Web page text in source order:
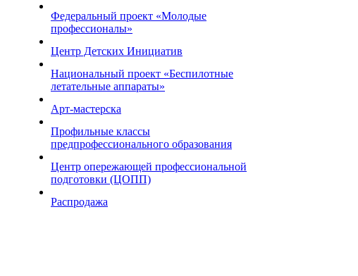
Федеральный проект «Молодые
профессионалы»
Центр Детских Инициатив
Национальный проект «Беспилотные
летательные аппараты»
Арт-мастерска
Профильные классы
предпрофессионального образования
Центр опережающей профессиональной
подготовки (ЦОПП)
Распродажа